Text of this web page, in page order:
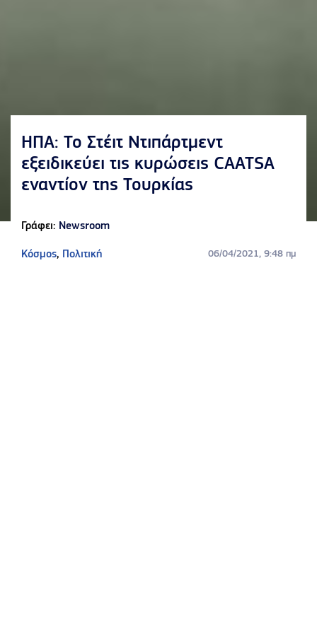
ΗΠΑ: Το Στέιτ Ντιπάρτμεντ
εξειδικεύει τις κυρώσεις CAATSA
εναντίον της Τουρκίας
Γράφει: Newsroom
Κόσμος, Πολιτική 06/04/2021, 9:48 πμ